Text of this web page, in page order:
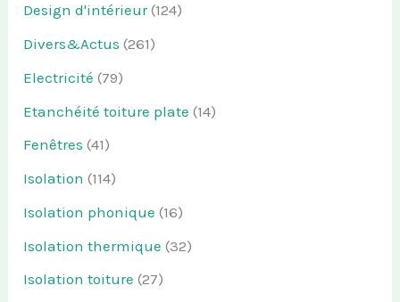
Design d'intérieur(124)
Divers&Actus (261)
Electricité (79)
Etanchéité toiture plate (14)
Fenêtres (41)
Isolation (114)
Isolation phonique (16)
Isolation thermique (32)
Isolation toiture (27)